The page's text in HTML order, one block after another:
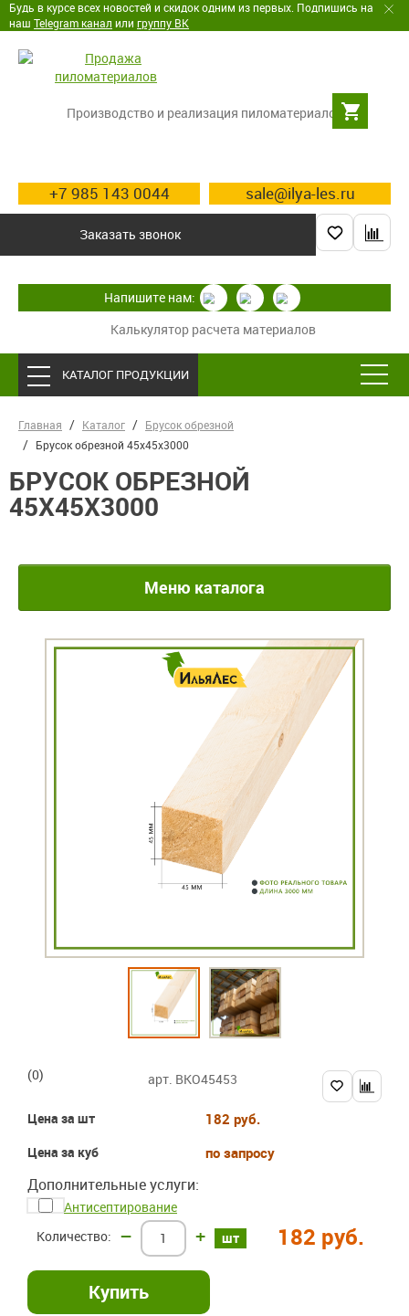
Будь в курсе всех новостей и скидок одним из первых. Подпишись на
наш Telegram канал или группу ВК
Производство и реализация пиломатериалов
+7 985 143 0044 sale@ilya-les.ru
Заказать звонок
Калькулятор расчета материалов
Напишите нам:
КАТАЛОГ ПРОДУКЦИИ
Главная Каталог
Брусок обрезной
Брусок обрезной 45х45х3000
БРУСОК ОБРЕЗНОЙ
45Х45Х3000
Меню каталога
(0) арт. BKO45453
Цена за шт 182 руб.
Цена за куб по запросу
Дополнительные услуги:
Антисептирование
шт
– + 182 руб.